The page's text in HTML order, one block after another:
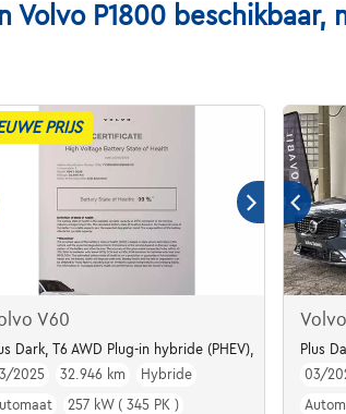
Volvo P1800
PRIJS
V60
Dark, T6 AWD Plug-in hybride (PHEV),
2025
32.946 km
Hybride
257 kW ( 345 PK )
Plus
03/